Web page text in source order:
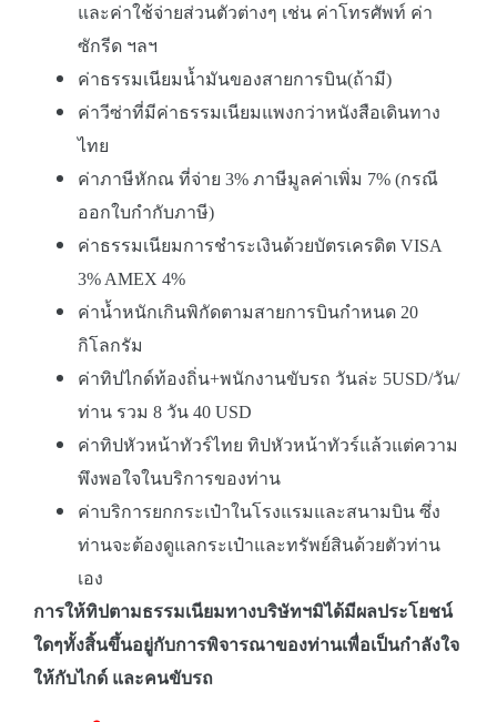
และค่าใช้จ่ายส่วนตัวต่างๆ เช่น ค่าโทรศัพท์ ค่า
ซักรีด ฯลฯ
ค่าธรรมเนียมน้ำมันของสายการบิน(ถ้ามี)
ค่าวีซ่าที่มีค่าธรรมเนียมแพงกว่าหนังสือเดินทาง
ไทย
ค่าภาษีหักณ ที่จ่าย 3% ภาษีมูลค่าเพิ่ม 7% (กรณี
ออกใบกำกับภาษี)
ค่าธรรมเนียมการชำระเงินด้วยบัตรเครดิต VISA
3% AMEX 4%
ค่าน้ำหนักเกินพิกัดตามสายการบินกำหนด 20
กิโลกรัม
ค่าทิปไกด์ท้องถิ่น+พนักงานขับรถ วันล่ะ 5USD/วัน/
ท่าน รวม 8 วัน 40 USD
ค่าทิปหัวหน้าทัวร์ไทย ทิปหัวหน้าทัวร์แล้วแต่ความ
พึงพอใจในบริการของท่าน
ค่าบริการยกกระเป๋าในโรงแรมและสนามบิน ซึ่ง
ท่านจะต้องดูแลกระเป๋าและทรัพย์สินด้วยตัวท่าน
เอง
การให้ทิปตามธรรมเนียมทางบริษัทฯมิได้มีผลประโยชน์
ใดๆทั้งสิ้นขึ้นอยู่กับการพิจารณาของท่านเพื่อเป็นกำลังใจ
ให้กับไกด์ และคนขับรถ